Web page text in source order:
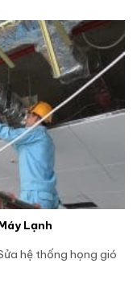
Lạnh
hệ thống họng gió